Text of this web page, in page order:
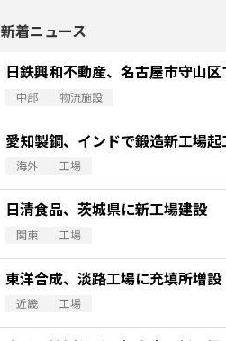
新着ニュース
日鉄興和不動産、名古屋市守山
中部 物流施設
愛知製鋼、インドで鍛造新工場起
海外 工場
日清食品、茨城県に新工場建設
関東 工場
東洋合成、淡路工場に充填所増設
近畿 工場